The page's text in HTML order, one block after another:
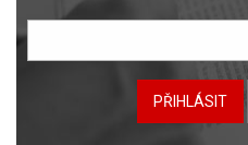
PŘIHLÁSIT